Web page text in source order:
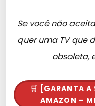
Se você não
quer uma TV que
obsoleta,
🛒 [GARANTA A
AMAZON –